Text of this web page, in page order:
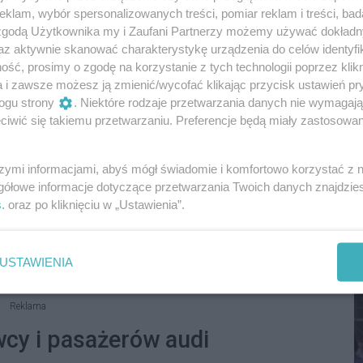
Reklama
i pasażerów audi
wybór spersonalizowanych treści, pomiar reklam i treści,
Użytkownika my i Zaufani Partnerzy możemy używać
aktywnie skanować charakterystykę urządzenia do celów
prosimy o zgodę na korzystanie z tych technologii poprzez
i zawsze możesz ją zmienić/wycofać klikając przycisk ustawień
strony
. Niektóre rodzaje przetwarzania danych nie
się takiemu przetwarzaniu. Preferencje będą miały
informacjami, abyś mógł świadomie i komfortowo korzystać z
informacje dotyczące przetwarzania Twoich danych
. oraz po kliknięciu w „Ustawienia”.
USTAWIENIA